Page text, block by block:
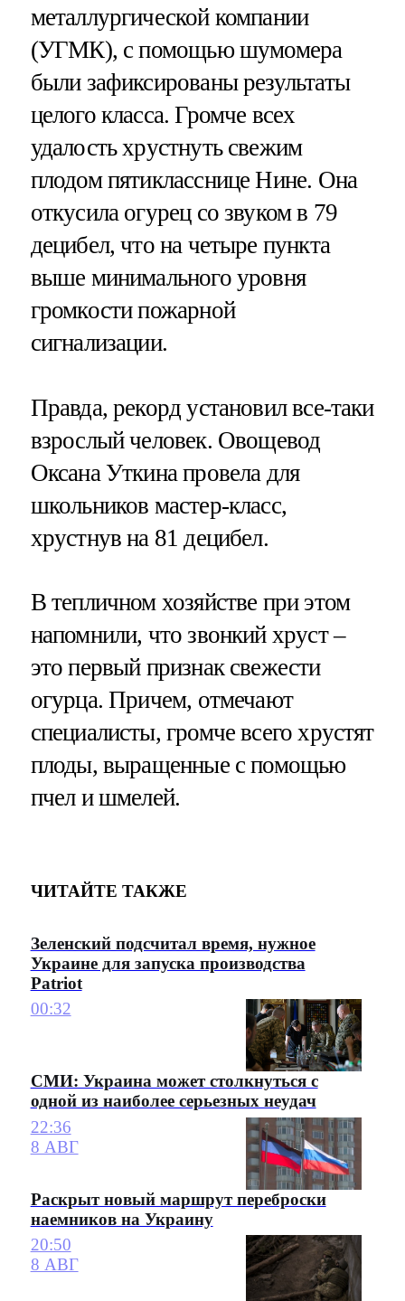
металлургической компании
(УГМК), с помощью шумомера
были зафиксированы результаты
целого класса. Громче всех
удалость хрустнуть свежим
плодом пятикласснице Нине. Она
откусила огурец со звуком в 79
децибел, что на четыре пункта
выше минимального уровня
громкости пожарной
сигнализации.
Правда, рекорд установил все-таки
взрослый человек. Овощевод
Оксана Уткина провела для
школьников мастер-класс,
хрустнув на 81 децибел.
В тепличном хозяйстве при этом
напомнили, что звонкий хруст –
это первый признак свежести
огурца. Причем, отмечают
специалисты, громче всего хрустят
плоды, выращенные с помощью
пчел и шмелей.
ЧИТАЙТЕ ТАКЖЕ
Зеленский подсчитал время, нужное
Украине для запуска производства
Patriot
00:32
СМИ: Украина может столкнуться с
одной из наиболее серьезных неудач
22:36
8 АВГ
Раскрыт новый маршрут переброски
наемников на Украину
20:50
8 АВГ